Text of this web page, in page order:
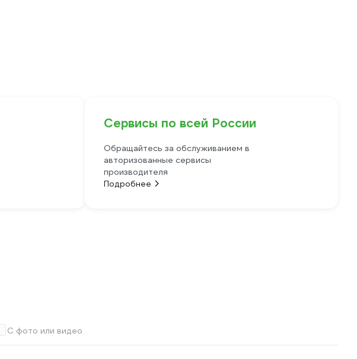
Сервисы по всей России
Обращайтесь за обслуживанием в
авторизованные сервисы
производителя
Подробнее
С фото или видео